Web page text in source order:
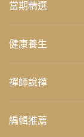
當期精選
健康養生
禪師說禪
編輯推薦